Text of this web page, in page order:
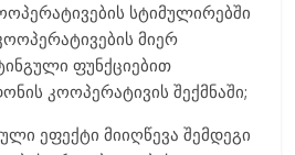
სტიმულირებში
მიერ
ფუნქციებით
კოოპერატივის შექმნაში;
ეფექტი მიიღწევა შემდეგი